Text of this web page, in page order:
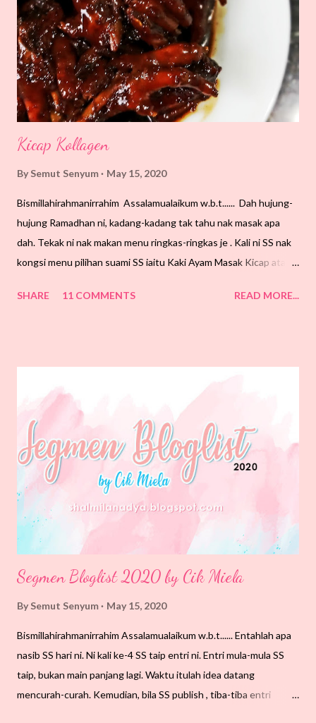
Kicap Kollagen
By Semut Senyum May 15, 2020
Bismillahirahmanirrahim Assalamualaikum w.b.t...... Dah hujung-
hujung Ramadhan ni, kadang-kadang tak tahu nak masak apa
dah. Tekak ni nak makan menu ringkas-ringkas je . Kali ni SS nak
kongsi menu pilihan suami SS iaitu Kaki Ayam Masak Kicap atau
kerana, kaki ayam merupakan sumber kolagen asli . Jadi, sesiapa
ayam perlu dibersihkan betul-betul. Bahagian kuku dan tapak
perlu dipotong.
SHARE 11 COMMENTS READ MORE...
Segmen Bloglist 2020 by Cik Miela
By Semut Senyum May 15, 2020
Bismillahirahmanirrahim Assalamualaikum w.b.t...... Entahlah apa
nasib SS hari ni. Ni kali ke-4 SS taip entri ni. Entri mula-mula SS
taip, bukan main panjang lagi. Waktu itulah idea datang
mencurah-curah. Kemudian, bila SS publish , tiba-tiba entri